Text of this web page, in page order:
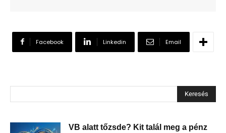
Facebook Linkedin Email
Keresés
VB alatt tőzsde? Kit talál meg a pénz